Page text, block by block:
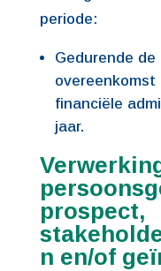
periode:
Gedurende
overeenkomst
financiële
jaar.
prospect,
n en/of